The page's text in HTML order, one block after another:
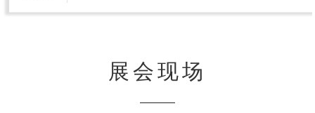
展会现场